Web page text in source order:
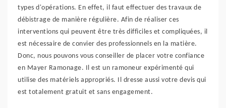
types d'opérations. En effet, il faut effectuer des travaux de
débistrage de manière régulière. Afin de réaliser ces
interventions qui peuvent être très difficiles et compliquées, il
est nécessaire de convier des professionnels en la matière.
Donc, nous pouvons vous conseiller de placer votre confiance
en Mayer Ramonage. Il est un ramoneur expérimenté qui
utilise des matériels appropriés. Il dresse aussi votre devis qui
est totalement gratuit et sans engagement.